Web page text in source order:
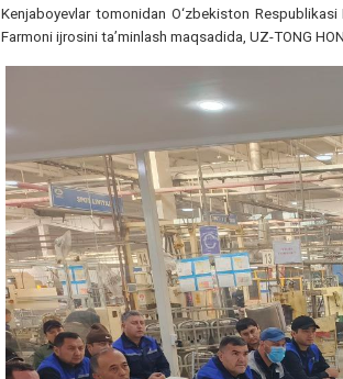
Kenjaboyevlar tomonidan O‘zbekiston
Farmoni ijrosini ta’minlash maqsadida, UZ-TONG